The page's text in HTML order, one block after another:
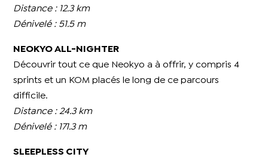
Distance : 12.3 km
Dénivelé : 51.5 m
NEOKYO ALL-NIGHTER
Découvrir tout ce que Neokyo a à offrir, y compris 4
sprints et un KOM placés le long de ce parcours
difficile.
Distance : 24.3 km
Dénivelé : 171.3 m
SLEEPLESS CITY